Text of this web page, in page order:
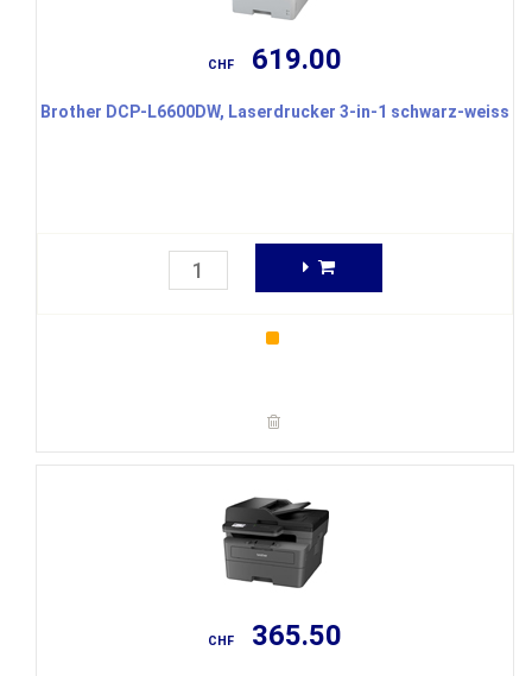
CHF 619.00
Brother DCP-L6600DW, Laserdrucker 3-in-1 schwarz-weiss
CHF 365.50